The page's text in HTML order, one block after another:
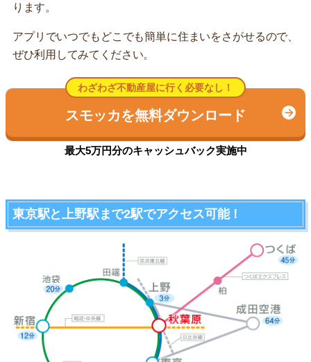
ります。
アプリでいつでもどこでも簡単に住まいをさがせるので、
ぜひ利用してみてください。
わざわざ不動産屋に行く必要なし！
スモッカを無料ダウンロード
最大5万円分のキャッシュバック実施中
東京駅と上野駅まで2駅でアクセス可能！